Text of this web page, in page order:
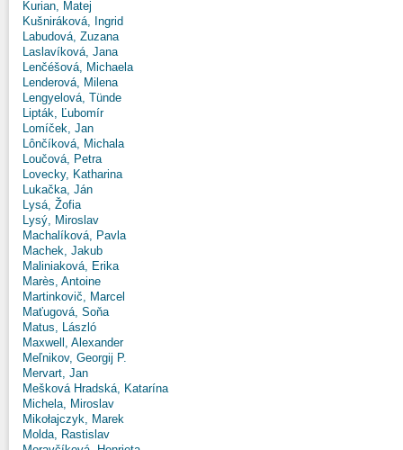
Kurian, Matej
Kušniráková, Ingrid
Labudová, Zuzana
Laslavíková, Jana
Lenčéšová, Michaela
Lenderová, Milena
Lengyelová, Tünde
Lipták, Ľubomír
Lomíček, Jan
Lônčíková, Michala
Loučová, Petra
Lovecky, Katharina
Lukačka, Ján
Lysá, Žofia
Lysý, Miroslav
Machalíková, Pavla
Machek, Jakub
Maliniaková, Erika
Marès, Antoine
Martinkovič, Marcel
Maťugová, Soňa
Matus, László
Maxwell, Alexander
Meľnikov, Georgij P.
Mervart, Jan
Mešková Hradská, Katarína
Michela, Miroslav
Mikołajczyk, Marek
Molda, Rastislav